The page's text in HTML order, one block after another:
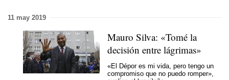
11 may 2019
Mauro Silva: «Tomé la
decisión entre lágrimas»
«El Dépor es mi vida, pero tengo un
compromiso que no puedo romper»,